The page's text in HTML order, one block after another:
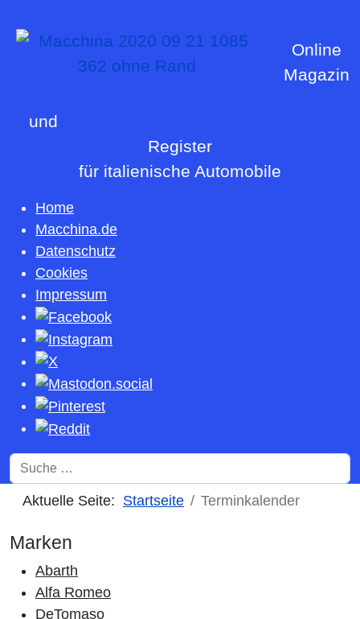
Online
Magazin
und
Register
für italienische Automobile
Home
Macchina.de
Datenschutz
Cookies
Impressum
Suchen
Aktuelle Seite: Startseite Terminkalender
Marken
Abarth
Alfa Romeo
DeTomaso